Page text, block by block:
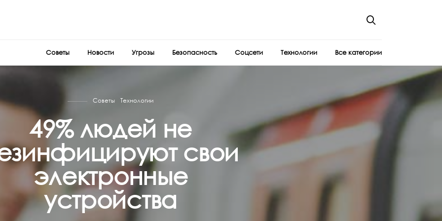
Советы Новости Угрозы Безопасность Соцсети Технологии Все категории
Советы Технологии
49% людей не
свои
электронные
устройства